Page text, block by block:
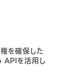
を確保した
を活用し